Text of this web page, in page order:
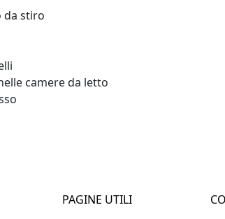
da stiro
camere da letto
PAGINE UTILI